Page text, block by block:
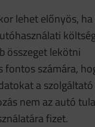
lehet előnyös, ha
összeget lekötni
fontos számára,
a
nem az autó
fizet.